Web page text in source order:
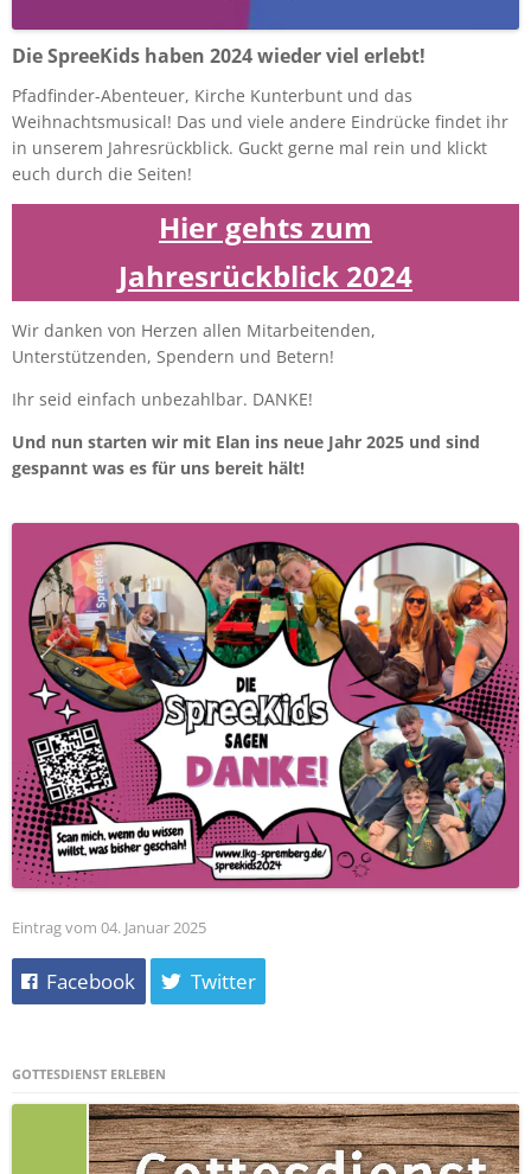
Die SpreeKids haben 2024 wieder viel erlebt!
Pfadfinder-Abenteuer, Kirche Kunterbunt und das
Weihnachtsmusical! Das und viele andere Eindrücke findet ihr
in unserem Jahresrückblick. Guckt gerne mal rein und klickt
euch durch die Seiten!
Hier gehts zum
Jahresrückblick 2024
Wir danken von Herzen allen Mitarbeitenden,
Unterstützenden, Spendern und Betern!
Ihr seid einfach unbezahlbar. DANKE!
Und nun starten wir mit Elan ins neue Jahr 2025 und sind
gespannt was es für uns bereit hält!
Eintrag vom 04. Januar 2025
Facebook Twitter
GOTTESDIENST ERLEBEN